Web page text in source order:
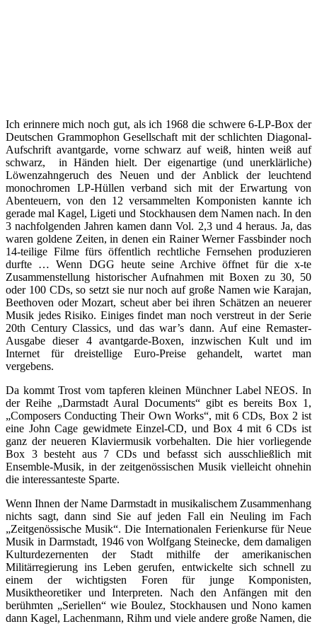
Ich erinnere mich noch gut, als ich 1968 die schwere 6-LP-Box der
Deutschen Grammophon Gesellschaft mit der schlichten Diagonal-
Aufschrift avantgarde, vorne schwarz auf weiß, hinten weiß auf
schwarz, in Händen hielt. Der eigenartige (und unerklärliche)
Löwenzahngeruch des Neuen und der Anblick der leuchtend
monochromen LP-Hüllen verband sich mit der Erwartung von
Abenteuern, von den 12 versammelten Komponisten kannte ich
gerade mal Kagel, Ligeti und Stockhausen dem Namen nach. In den
3 nachfolgenden Jahren kamen dann Vol. 2,3 und 4 heraus. Ja, das
waren goldene Zeiten, in denen ein Rainer Werner Fassbinder noch
14-teilige Filme fürs öffentlich rechtliche Fernsehen produzieren
durfte … Wenn DGG heute seine Archive öffnet für die x-te
Zusammenstellung historischer Aufnahmen mit Boxen zu 30, 50
oder 100 CDs, so setzt sie nur noch auf große Namen wie Karajan,
Beethoven oder Mozart, scheut aber bei ihren Schätzen an neuerer
Musik jedes Risiko. Einiges findet man noch verstreut in der Serie
20th Century Classics, und das war’s dann. Auf eine Remaster-
Ausgabe dieser 4 avantgarde-Boxen, inzwischen Kult und im
Internet für dreistellige Euro-Preise gehandelt, wartet man
vergebens.
Da kommt Trost vom tapferen kleinen Münchner Label NEOS. In
der Reihe „Darmstadt Aural Documents“ gibt es bereits Box 1,
„Composers Conducting Their Own Works“, mit 6 CDs, Box 2 ist
eine John Cage gewidmete Einzel-CD, und Box 4 mit 6 CDs ist
ganz der neueren Klaviermusik vorbehalten. Die hier vorliegende
Box 3 besteht aus 7 CDs und befasst sich ausschließlich mit
Ensemble-Musik, in der zeitgenössischen Musik vielleicht ohnehin
die interessanteste Sparte.
Wenn Ihnen der Name Darmstadt in musikalischem Zusammenhang
nichts sagt, dann sind Sie auf jeden Fall ein Neuling im Fach
„Zeitgenössische Musik“. Die Internationalen Ferienkurse für Neue
Musik in Darmstadt, 1946 von Wolfgang Steinecke, dem damaligen
Kulturdezernenten der Stadt mithilfe der amerikanischen
Militärregierung ins Leben gerufen, entwickelte sich schnell zu
einem der wichtigsten Foren für junge Komponisten,
Musiktheoretiker und Interpreten. Nach den Anfängen mit den
berühmten „Seriellen“ wie Boulez, Stockhausen und Nono kamen
dann Kagel, Lachenmann, Rihm und viele andere große Namen, die